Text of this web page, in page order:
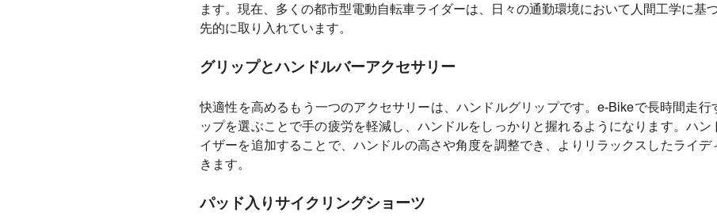
ます。現在、多くの都市型電動自転車ライダーは、日々の通勤環境において人間工学に基
先的に取り入れています。
グリップとハンドルバーアクセサリー
快適性を高めるもう一つのアクセサリーは、ハンドルグリップです。e-Bikeで長時間走行
ップを選ぶことで手の疲労を軽減し、ハンドルをしっかりと握れるようになります。ハン
イザーを追加することで、ハンドルの高さや角度を調整でき、よりリラックスしたライ
きます。
パッド入りサイクリングショーツ